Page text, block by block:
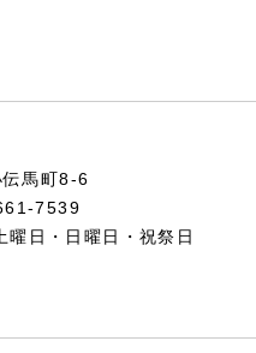
馬町8-6
7539
日・日曜日・祝祭日